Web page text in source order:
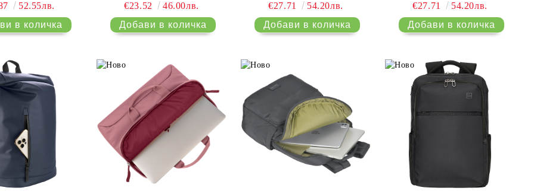
52.55лв.
€23.52
46.00лв.
€27.71
54.20лв.
€27.71
54.20лв.